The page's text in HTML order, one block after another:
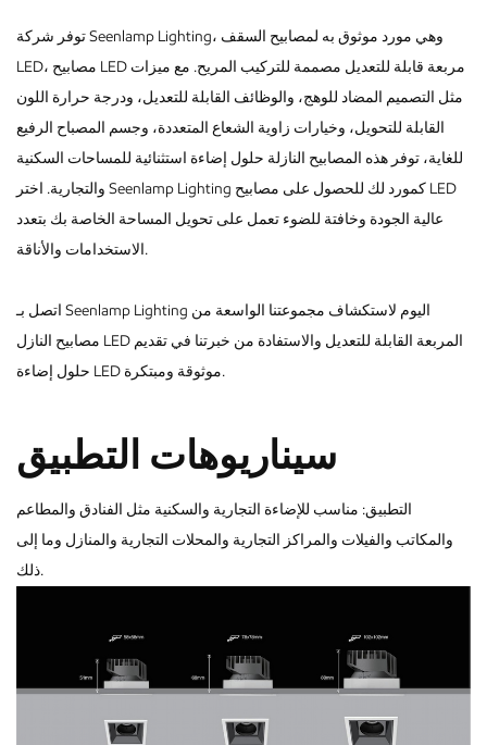
توفر شركة Seenlamp Lighting، وهي مورد موثوق به لمصابيح السقف
LED، مصابيح LED مربعة قابلة للتعديل مصممة للتركيب المريح. مع ميزات
مثل التصميم المضاد للوهج، والوظائف القابلة للتعديل، ودرجة حرارة اللون
القابلة للتحويل، وخيارات زاوية الشعاع المتعددة، وجسم المصباح الرفيع
للغاية، توفر هذه المصابيح النازلة حلول إضاءة استثنائية للمساحات السكنية
والتجارية. اختر Seenlamp Lighting كمورد لك للحصول على مصابيح LED
عالية الجودة وخافتة للضوء تعمل على تحويل المساحة الخاصة بك بتعدد
الاستخدامات والأناقة.
اتصل بـ Seenlamp Lighting اليوم لاستكشاف مجموعتنا الواسعة من
مصابيح النازل LED المربعة القابلة للتعديل والاستفادة من خبرتنا في تقديم
حلول إضاءة LED موثوقة ومبتكرة.
سيناريوهات التطبيق
التطبيق: مناسب للإضاءة التجارية والسكنية مثل الفنادق والمطاعم
والمكاتب والفيلات والمراكز التجارية والمحلات التجارية والمنازل وما إلى
ذلك.